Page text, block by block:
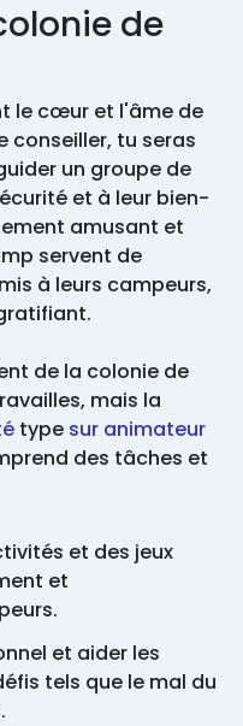
de
le cœur et l'âme de
conseiller, tu seras
un groupe de
et à leur bien-
amusant et
servent de
à leurs campeurs,
de la colonie de
mais la
type sur animateur
des tâches et
et des jeux
et
et aider les
tels que le mal du